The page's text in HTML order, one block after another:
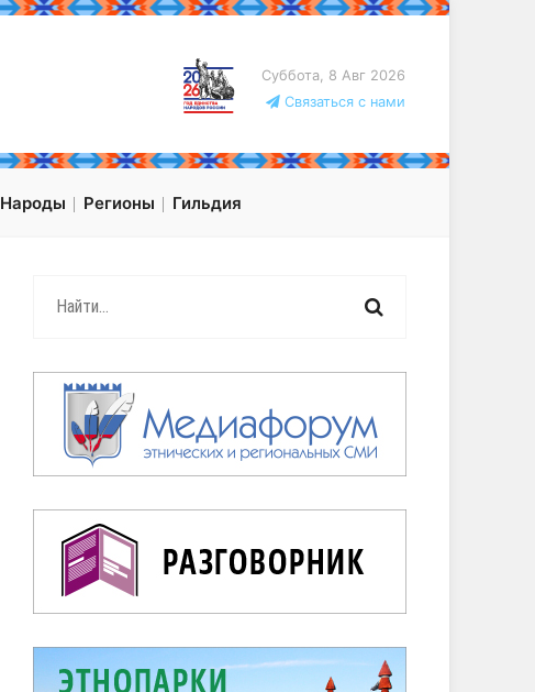
Суббота, 8 Авг 2026
Связаться с нами
Народы Регионы Гильдия